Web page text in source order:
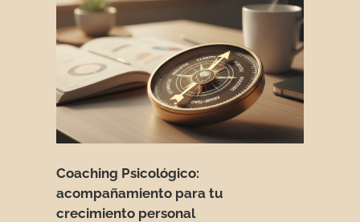
Coaching Psicológico:
acompañamiento para tu
crecimiento personal